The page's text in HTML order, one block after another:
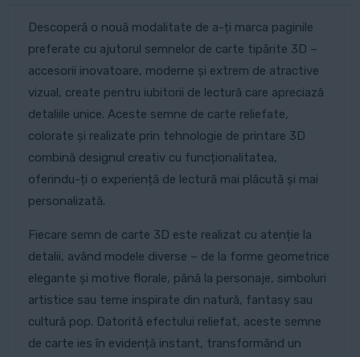
Descoperă o nouă modalitate de a-ți marca paginile
preferate cu ajutorul semnelor de carte tipărite 3D –
accesorii inovatoare, moderne și extrem de atractive
vizual, create pentru iubitorii de lectură care apreciază
detaliile unice. Aceste semne de carte reliefate,
colorate și realizate prin tehnologie de printare 3D
combină designul creativ cu funcționalitatea,
oferindu-ți o experiență de lectură mai plăcută și mai
personalizată.
Fiecare semn de carte 3D este realizat cu atenție la
detalii, având modele diverse – de la forme geometrice
elegante și motive florale, până la personaje, simboluri
artistice sau teme inspirate din natură, fantasy sau
cultură pop. Datorită efectului reliefat, aceste semne
de carte ies în evidență instant, transformând un